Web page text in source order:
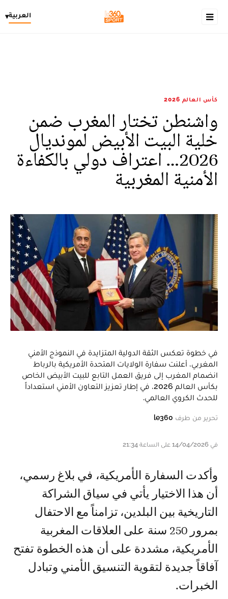
العربية▾
كأس العالم 2026
واشنطن تختار المغرب ضمن
خلية البيت الأبيض لمونديال
2026… اعتراف دولي بالكفاءة
الأمنية المغربية
في خطوة تعكس الثقة الدولية المتزايدة في النموذج الأمني
المغربي، أعلنت سفارة الولايات المتحدة الأمريكية بالرباط
انضمام المغرب إلى فريق العمل التابع للبيت الأبيض الخاص
بكأس العالم 2026، في إطار تعزيز التعاون الأمني استعداداً
للحدث الكروي العالمي.
تحرير من طرف le360
في 14/04/2026 على الساعة 21:34
وأكدت السفارة الأمريكية، في بلاغ رسمي،
أن هذا الاختيار يأتي في سياق الشراكة
التاريخية بين البلدين، تزامناً مع الاحتفال
بمرور 250 سنة على العلاقات المغربية
الأمريكية، مشددة على أن هذه الخطوة تفتح
آفاقاً جديدة لتقوية التنسيق الأمني وتبادل
الخبرات.